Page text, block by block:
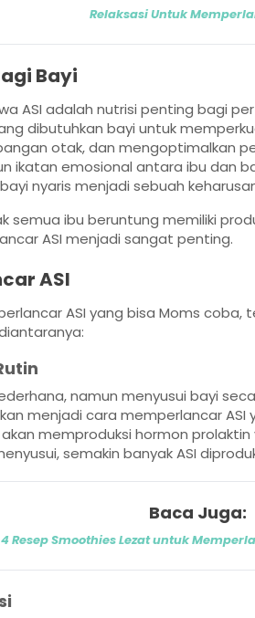
Relaksasi Untuk
Bayi
ASI adalah nutrisi penting bagi
dibutuhkan bayi untuk
otak, dan mengoptimalkan
ikatan emosional antara ibu dan
nyaris menjadi sebuah
semua ibu beruntung memiliki
ASI menjadi sangat penting.
ASI
ASI yang bisa Moms coba,
namun menyusui bayi
menjadi cara memperlancar
memproduksi hormon
semakin banyak ASI
Baca Juga:
4 Resep Smoothies Lezat untuk